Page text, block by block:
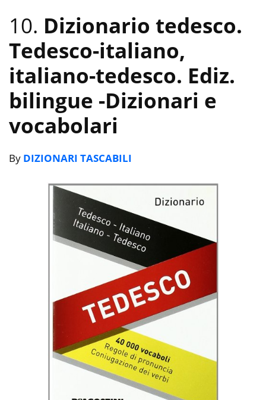
10. Dizionario tedesco.
Tedesco-italiano,
italiano-tedesco. Ediz.
bilingue -Dizionari e
vocabolari
By DIZIONARI TASCABILI